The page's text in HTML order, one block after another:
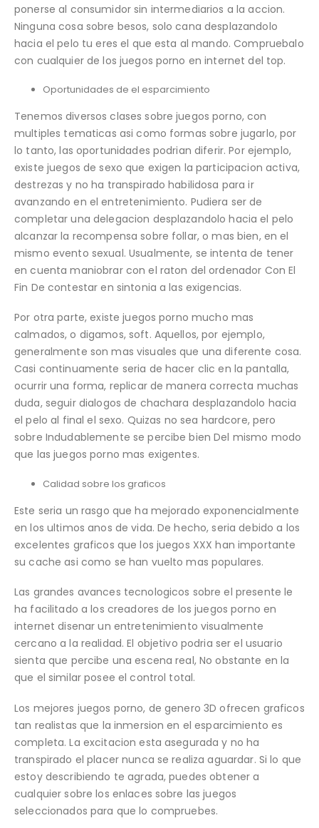
ponerse al consumidor sin intermediarios a la accion.
Ninguna cosa sobre besos, solo cana desplazandolo
hacia el pelo tu eres el que esta al mando. Compruebalo
con cualquier de los juegos porno en internet del top.
Oportunidades de el esparcimiento
Tenemos diversos clases sobre juegos porno, con
multiples tematicas asi­ como formas sobre jugarlo, por
lo tanto, las oportunidades podri­an diferir. Por ejemplo,
existe juegos de sexo que exigen la participacion activa,
destrezas y no ha transpirado habilidosa para ir
avanzando en el entretenimiento. Pudiera ser de
completar una delegacion desplazandolo hacia el pelo
alcanzar la recompensa sobre follar, o mas bien, en el
mismo evento sexual. Usualmente, se intenta de tener
en cuenta maniobrar con el raton del ordenador Con El
Fin De contestar en sintonia a las exigencias.
Por otra parte, existe juegos porno mucho mas
calmados, o digamos, soft. Aquellos, por ejemplo,
generalmente son mas visuales que una diferente cosa.
Casi continuamente seri­a de hacer clic en la pantalla,
ocurrir una forma, replicar de manera correcta muchas
duda, seguir dialogos de chachara desplazandolo hacia
el pelo al final el sexo. Quizas no sea hardcore, pero
sobre Indudablemente se percibe bien Del mismo modo
que las juegos porno mas exigentes.
Calidad sobre los graficos
Este seri­a un rasgo que ha mejorado exponencialmente
en los ultimos anos de vida. De hecho, seri­a debido a los
excelentes graficos que los juegos XXX han importante
su cache asi­ como se han vuelto mas populares.
Las grandes avances tecnologicos sobre el presente le
ha facilitado a los creadores de los juegos porno en
internet disenar un entretenimiento visualmente
cercano a la realidad. El objetivo podri­a ser el usuario
sienta que percibe una escena real, No obstante en la
que el similar posee el control total.
Los mejores juegos porno, de genero 3D ofrecen graficos
tan realistas que la inmersion en el esparcimiento es
completa. La excitacion esta asegurada y no ha
transpirado el placer nunca se realiza aguardar. Si lo que
estoy describiendo te agrada, puedes obtener a
cualquier sobre los enlaces sobre las juegos
seleccionados para que lo compruebes.